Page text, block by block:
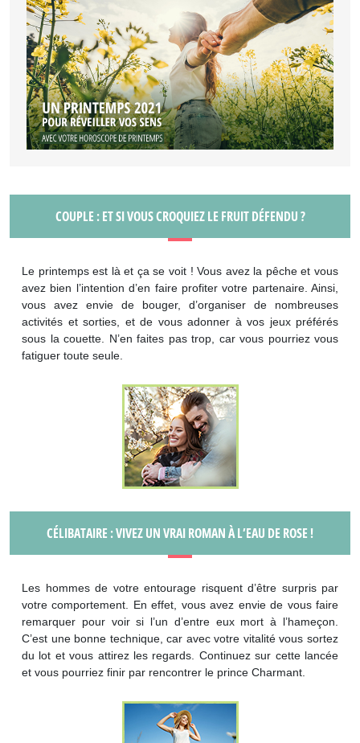
COUPLE : ET SI VOUS CROQUIEZ LE FRUIT DÉFENDU ?
Le printemps est là et ça se voit ! Vous avez la pêche et vous
avez bien l’intention d’en faire profiter votre partenaire. Ainsi,
vous avez envie de bouger, d’organiser de nombreuses
activités et sorties, et de vous adonner à vos jeux préférés
sous la couette. N’en faites pas trop, car vous pourriez vous
fatiguer toute seule.
CÉLIBATAIRE : VIVEZ UN VRAI ROMAN À L’EAU DE ROSE !
Les hommes de votre entourage risquent d’être surpris par
votre comportement. En effet, vous avez envie de vous faire
remarquer pour voir si l’un d’entre eux mort à l’hameçon.
C’est une bonne technique, car avec votre vitalité vous sortez
du lot et vous attirez les regards. Continuez sur cette lancée
et vous pourriez finir par rencontrer le prince Charmant.